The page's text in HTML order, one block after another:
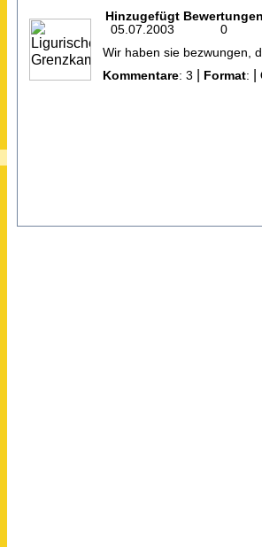
Hinzugefügt
05.07.2003
0
Wir haben sie bezwungen,
Kommentare: 3 | Format: |